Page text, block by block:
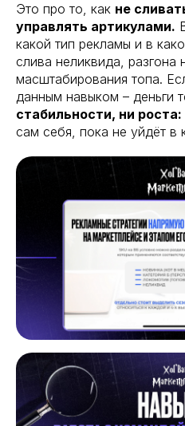
Это про то, как не
управлять артикулами.
какой тип рекламы и в
слива неликвида, разгона
масштабирования топа.
данным навыком – деньги
стабильности, ни роста:
сам себя, пока не уйдёт в